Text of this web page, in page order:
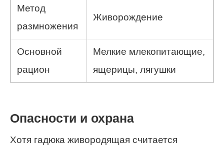
Метод
размножения
Живорождение
Основной
рацион
Мелкие млекопитающие,
ящерицы, лягушки
Опасности и охрана
Хотя гадюка живородящая считается